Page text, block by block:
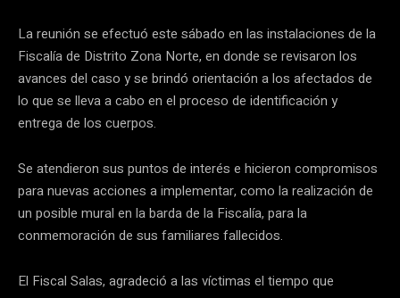
La reunión se efectuó este sábado en las instalaciones de la
Fiscalía de Distrito Zona Norte, en donde se revisaron los
avances del caso y se brindó orientación a los afectados de
lo que se lleva a cabo en el proceso de identificación y
entrega de los cuerpos.
Se atendieron sus puntos de interés e hicieron compromisos
para nuevas acciones a implementar, como la realización de
un posible mural en la barda de la Fiscalía, para la
conmemoración de sus familiares fallecidos.
El Fiscal Salas, agradeció a las víctimas el tiempo que